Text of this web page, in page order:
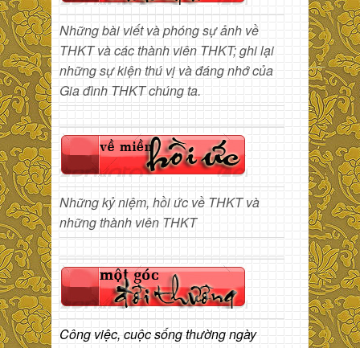
Những bài viết và phóng sự ảnh về
THKT và các thành viên THKT; ghi lại
những sự kiện thú vị và đáng nhớ của
Gia đình THKT chúng ta.
Những kỷ niệm, hồi ức về THKT và
những thành viên THKT
Công việc, cuộc sống thường ngày